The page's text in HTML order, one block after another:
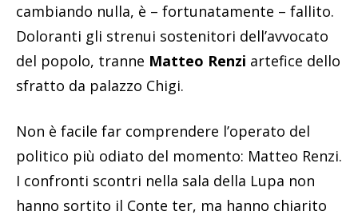
cambiando nulla, è – fortunatamente – fallito.
Doloranti gli strenui sostenitori dell’avvocato
del popolo, tranne Matteo Renzi artefice dello
sfratto da palazzo Chigi.
Non è facile far comprendere l’operato del
politico più odiato del momento: Matteo Renzi.
I confronti scontri nella sala della Lupa non
hanno sortito il Conte ter, ma hanno chiarito